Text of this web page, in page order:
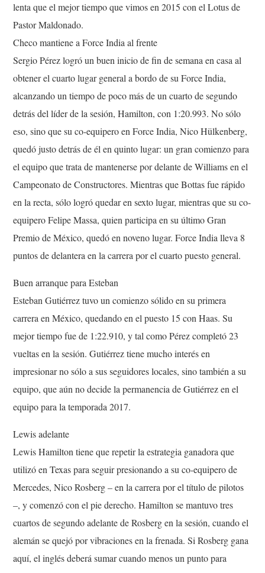
lenta que el mejor tiempo que vimos en 2015 con el Lotus de
Pastor Maldonado.
Checo mantiene a Force India al frente
Sergio Pérez logró un buen inicio de fin de semana en casa al
obtener el cuarto lugar general a bordo de su Force India,
alcanzando un tiempo de poco más de un cuarto de segundo
detrás del líder de la sesión, Hamilton, con 1:20.993. No sólo
eso, sino que su co-equipero en Force India, Nico Hülkenberg,
quedó justo detrás de él en quinto lugar: un gran comienzo para
el equipo que trata de mantenerse por delante de Williams en el
Campeonato de Constructores. Mientras que Bottas fue rápido
en la recta, sólo logró quedar en sexto lugar, mientras que su co-
equipero Felipe Massa, quien participa en su último Gran
Premio de México, quedó en noveno lugar. Force India lleva 8
puntos de delantera en la carrera por el cuarto puesto general.
Buen arranque para Esteban
Esteban Gutiérrez tuvo un comienzo sólido en su primera
carrera en México, quedando en el puesto 15 con Haas. Su
mejor tiempo fue de 1:22.910, y tal como Pérez completó 23
vueltas en la sesión. Gutiérrez tiene mucho interés en
impresionar no sólo a sus seguidores locales, sino también a su
equipo, que aún no decide la permanencia de Gutiérrez en el
equipo para la temporada 2017.
Lewis adelante
Lewis Hamilton tiene que repetir la estrategia ganadora que
utilizó en Texas para seguir presionando a su co-equipero de
Mercedes, Nico Rosberg – en la carrera por el título de pilotos
–, y comenzó con el pie derecho. Hamilton se mantuvo tres
cuartos de segundo adelante de Rosberg en la sesión, cuando el
alemán se quejó por vibraciones en la frenada. Si Rosberg gana
aquí, el inglés deberá sumar cuando menos un punto para